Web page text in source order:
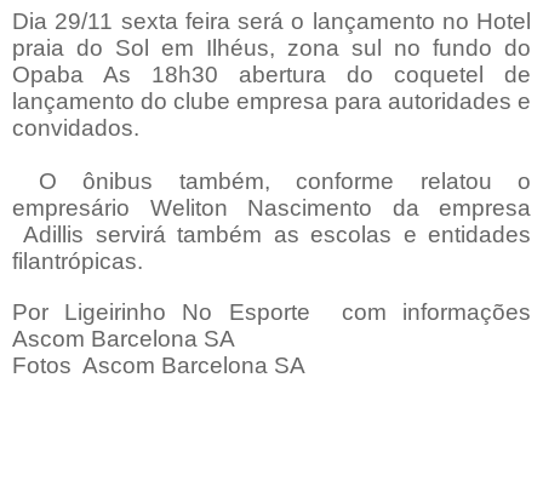
Dia 29/11 sexta feira será o lançamento no Hotel
praia do Sol em Ilhéus, zona sul no fundo do
Opaba As 18h30 abertura do coquetel de
lançamento do clube empresa para autoridades e
convidados.
O ônibus também, conforme relatou o
empresário Weliton Nascimento da empresa
Adillis servirá também as escolas e entidades
filantrópicas.
Por Ligeirinho No Esporte com informações
Ascom Barcelona SA
Fotos Ascom Barcelona SA